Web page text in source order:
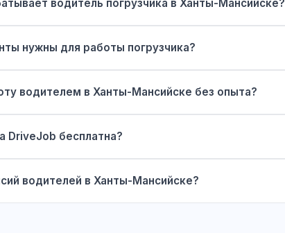
водитель погрузчика в Ханты-Мансийске?
нужны для работы погрузчика?
водителем в Ханты-Мансийске без опыта?
DriveJob бесплатна?
водителей в Ханты-Мансийске?